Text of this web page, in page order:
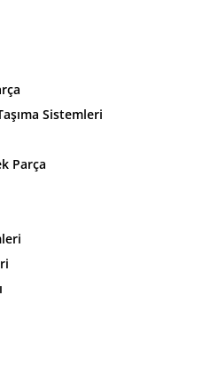
Sistemleri
Parça